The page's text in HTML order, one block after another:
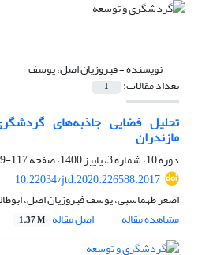
نویسنده =فیروزیان اصل، یوسف
تعداد مقالات: 1
تحلیل فضایی جاذبه‌های
مازندران
دوره 10، شماره 3، پاییز 1400، صفحه
117-129
10.22034/jtd.2020.226588.2017
اصغر طهماسبی، یوسف فیروزیان اصل،
مشاهده مقاله
اصل مقاله 1.37 M